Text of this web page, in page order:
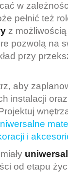
w
pełnić też
z
pozwolą na
przy
aby
instalacji
i
od etapu